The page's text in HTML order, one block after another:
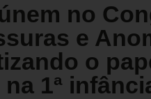
no
e
o
1ª